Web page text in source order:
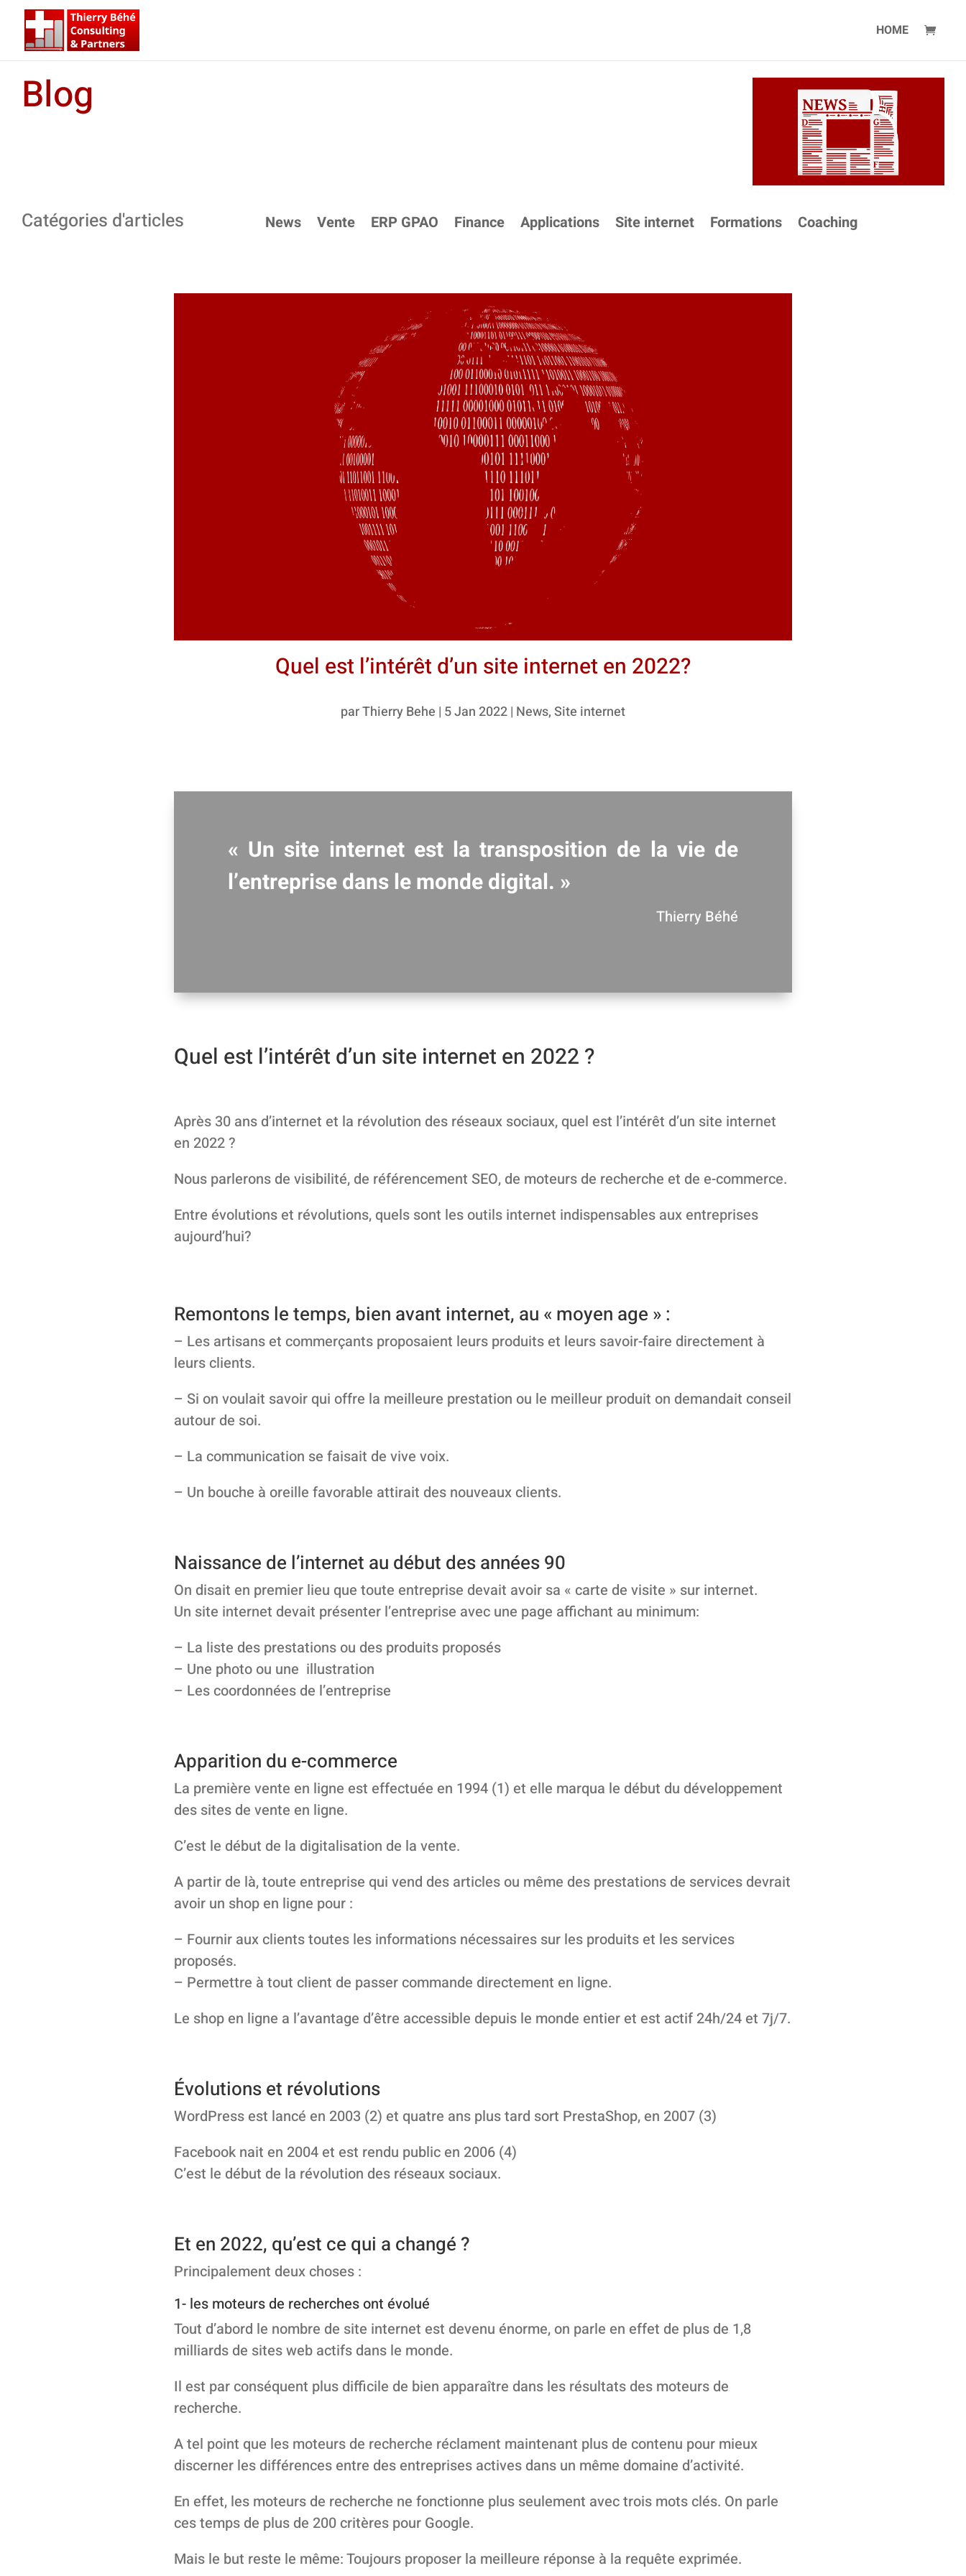
HOME
Blog
Catégories d'articles News Vente ERP GPAO Finance Applications Site internet Formations Coaching
Quel est l’intérêt d’un site internet en 2022?
parThierry Behe | 5 Jan 2022| News,Site internet
« Un site internet est la transposition de la vie de
l’entreprise dans le monde digital. »
Thierry Béhé
Quel est l’intérêt d’un site internet en 2022 ?
Après 30 ans d’internet et la révolution des réseaux sociaux, quel est l’intérêt d’un site internet
en 2022 ?
Nous parlerons de visibilité, de référencement SEO, de moteurs de recherche et de e-commerce.
Entre évolutions et révolutions, quels sont les outils internet indispensables aux entreprises
aujourd’hui?
Remontons le temps, bien avant internet, au « moyen age » :
– Les artisans et commerçants proposaient leurs produits et leurs savoir-faire directement à
leurs clients.
– Si on voulait savoir qui offre la meilleure prestation ou le meilleur produit on demandait conseil
autour de soi.
– La communication se faisait de vive voix.
– Un bouche à oreille favorable attirait des nouveaux clients.
Naissance de l’internet au début des années 90
On disait en premier lieu que toute entreprise devait avoir sa « carte de visite » sur internet.
Un site internet devait présenter l’entreprise avec une page affichant au minimum:
– La liste des prestations ou des produits proposés
– Une photo ou une illustration
– Les coordonnées de l’entreprise
Apparition du e-commerce
La première vente en ligne est effectuée en 1994 (1) et elle marqua le début du développement
des sites de vente en ligne.
C’est le début de la digitalisation de la vente.
A partir de là, toute entreprise qui vend des articles ou même des prestations de services devrait
avoir un shop en ligne pour :
– Fournir aux clients toutes les informations nécessaires sur les produits et les services
proposés.
– Permettre à tout client de passer commande directement en ligne.
Le shop en ligne a l’avantage d’être accessible depuis le monde entier et est actif 24h/24 et 7j/7.
Évolutions et révolutions
WordPress est lancé en 2003 (2) et quatre ans plus tard sort PrestaShop, en 2007 (3)
Facebook nait en 2004 et est rendu public en 2006 (4)
C’est le début de la révolution des réseaux sociaux.
Et en 2022, qu’est ce qui a changé ?
Principalement deux choses :
1- les moteurs de recherches ont évolué
Tout d’abord le nombre de site internet est devenu énorme, on parle en effet de plus de 1,8
milliards de sites web actifs dans le monde.
Il est par conséquent plus difficile de bien apparaître dans les résultats des moteurs de
recherche.
A tel point que les moteurs de recherche réclament maintenant plus de contenu pour mieux
discerner les différences entre des entreprises actives dans un même domaine d’activité.
En effet, les moteurs de recherche ne fonctionne plus seulement avec trois mots clés. On parle
ces temps de plus de 200 critères pour Google.
Mais le but reste le même: Toujours proposer la meilleure réponse à la requête exprimée.